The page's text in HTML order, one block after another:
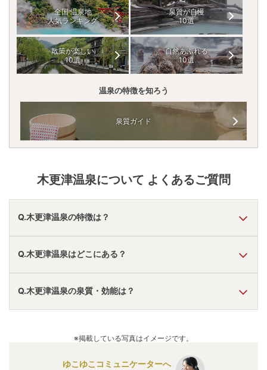
全国 温泉地
人気ランキング
泉質が自慢
10選
散策が楽しい
10選
自然あふれる
10選
温泉の特徴を知ろう
泉質ガイド
木更津温泉について よくあるご質問
Q.木更津温泉の特徴は？
A. 温泉・お湯の特徴はさらさら
「静か・落ち着いた」「アクセスが便利」「近くに観光地
Q.木更津温泉はどこにある？
A. 木更津温泉 は、千葉県木更津市
車でお越しの方は、木更津金田ICから車で約5分。
電車でお越しの方は、木更津駅からバス・タクシーで約15
Q.木更津温泉の泉質・効能は？
ウマチ、関節痛、婦人病などと言われています。
※掲載している写真はイメージです。
ゆこゆこコミュニケーターへ